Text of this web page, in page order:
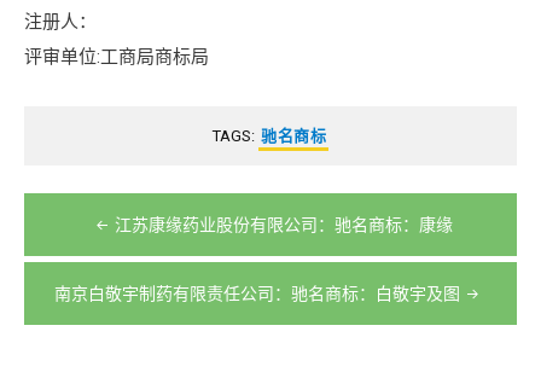
注册人：
评审单位:工商局商标局
TAGS: 驰名商标
章
导
江苏康缘药业股份有限公司：驰名商标：康缘
南京白敬宇制药有限责任公司：驰名商标：白敬宇及图